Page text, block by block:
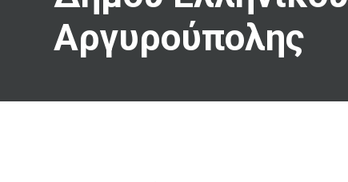
Αργυρούπολης